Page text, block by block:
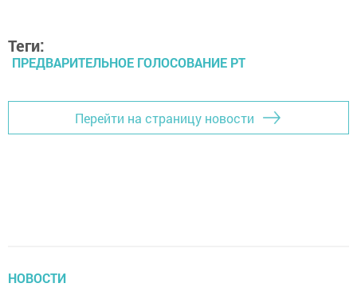
Теги:
ПРЕДВАРИТЕЛЬНОЕ ГОЛОСОВАНИЕ РТ
Перейти на страницу новости
НОВОСТИ